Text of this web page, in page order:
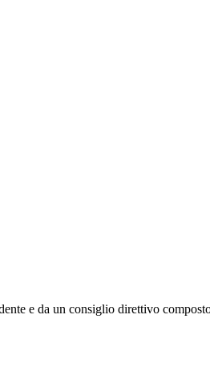
e da un consiglio direttivo